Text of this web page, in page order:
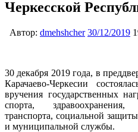
Черкесской
Автор: dmehshcher 30/12/2019
30 декабря 2019 года, в
Карачаево-Черкесии
вручения государственных
спорта, здравоохранения,
транспорта, социальной
и муниципальной службы.